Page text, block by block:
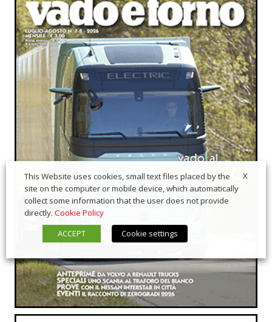
X
This Website uses cookies, small text files placed by the
site on the computer or mobile device, which automatically
collect some information that the user does not provide
directly. Cookie Policy
ACCEPT
Cookie settings